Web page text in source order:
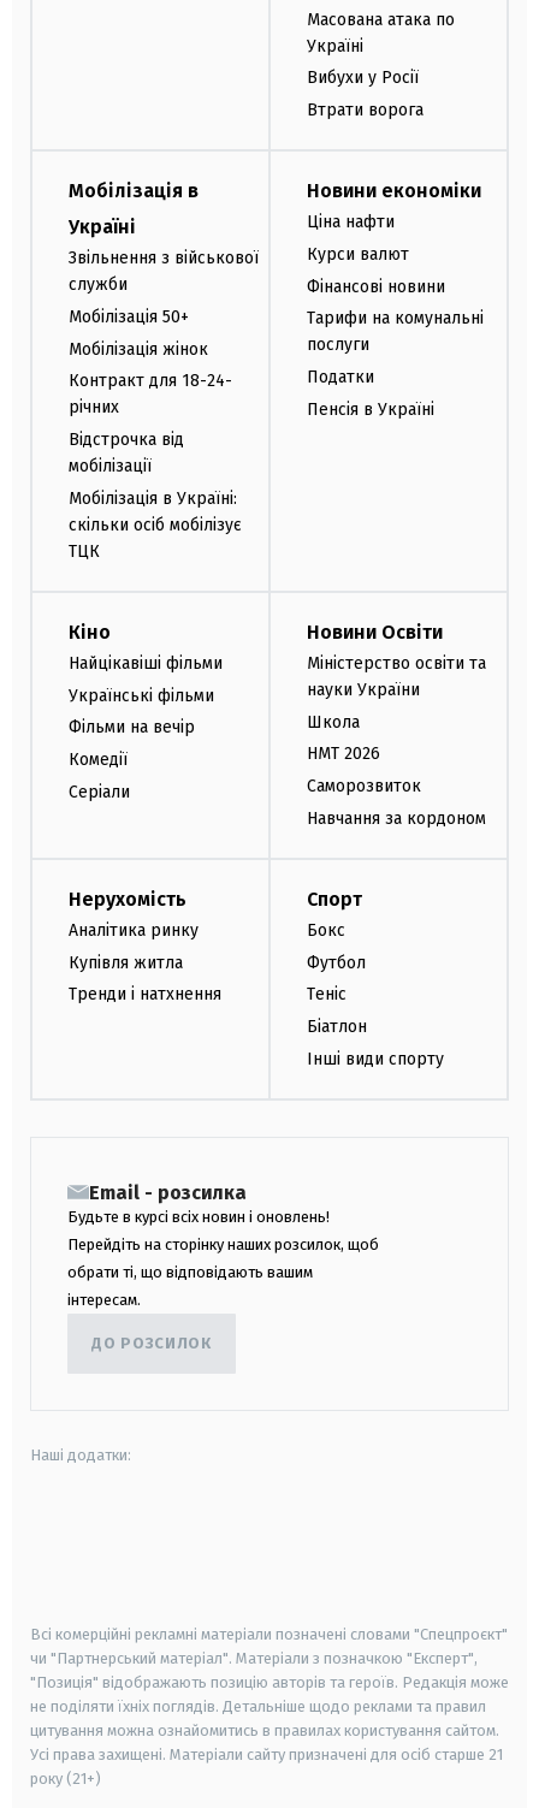
Масована атака по
Україні
Вибухи у Росії
Втрати ворога
Мобілізація в
Україні
Звільнення з військової
служби
Мобілізація 50+
Мобілізація жінок
Контракт для 18-24-
річних
Відстрочка від
мобілізації
Мобілізація в Україні:
скільки осіб мобілізує
ТЦК
Новини економіки
Ціна нафти
Курси валют
Фінансові новини
Тарифи на комунальні
послуги
Податки
Пенсія в Україні
Кіно
Найцікавіші фільми
Українські фільми
Фільми на вечір
Комедії
Серіали
Новини Освіти
Міністерство освіти та
науки України
Школа
НМТ 2026
Саморозвиток
Навчання за кордоном
Нерухомість
Аналітика ринку
Купівля житла
Тренди і натхнення
Спорт
Бокс
Футбол
Теніс
Біатлон
Інші види спорту
Email - розсилка
Будьте в курсі всіх новин і оновлень!
Перейдіть на сторінку наших розсилок, щоб
обрати ті, що відповідають вашим
інтересам.
ДО РОЗСИЛОК
Наші додатки:
Всі комерційні рекламні матеріали позначені словами "Спецпроєкт"
чи "Партнерський матеріал". Матеріали з позначкою "Експерт",
"Позиція" відображають позицію авторів та героїв. Редакція може
не поділяти їхніх поглядів. Детальніше щодо реклами та правил
цитування можна ознайомитись в правилах користування сайтом.
Усі права захищені. Матеріали сайту призначені для осіб старше 21
року (21+)